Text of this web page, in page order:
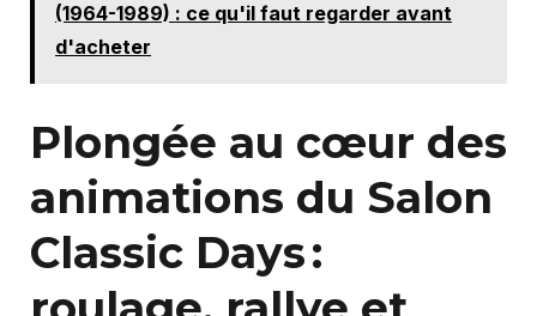
(1964-1989) : ce qu'il faut regarder avant
d'acheter
Plongée au cœur des
animations du Salon
Classic Days :